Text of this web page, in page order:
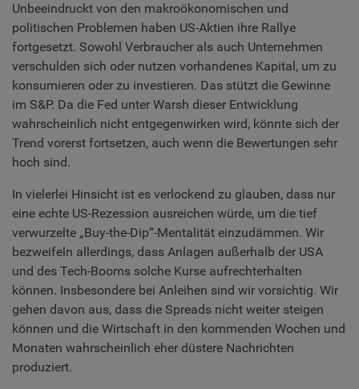
Unbeeindruckt von den makroökonomischen und
politischen Problemen haben US-Aktien ihre Rallye
fortgesetzt. Sowohl Verbraucher als auch Unternehmen
verschulden sich oder nutzen vorhandenes Kapital, um zu
konsumieren oder zu investieren. Das stützt die Gewinne
im S&P. Da die Fed unter Warsh dieser Entwicklung
wahrscheinlich nicht entgegenwirken wird, könnte sich der
Trend vorerst fortsetzen, auch wenn die Bewertungen sehr
hoch sind.
In vielerlei Hinsicht ist es verlockend zu glauben, dass nur
eine echte US-Rezession ausreichen würde, um die tief
verwurzelte „Buy-the-Dip“-Mentalität einzudämmen. Wir
bezweifeln allerdings, dass Anlagen außerhalb der USA
und des Tech-Booms solche Kurse aufrechterhalten
können. Insbesondere bei Anleihen sind wir vorsichtig. Wir
gehen davon aus, dass die Spreads nicht weiter steigen
können und die Wirtschaft in den kommenden Wochen und
Monaten wahrscheinlich eher düstere Nachrichten
produziert.